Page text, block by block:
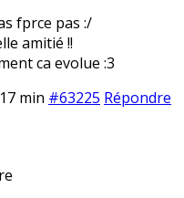
fprce pas :/
amitié !!
ca evolue :3
min #63225 Répondre